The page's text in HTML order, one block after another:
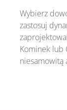
Wybierz
zastosuj
Kominek lub
niesamowitą